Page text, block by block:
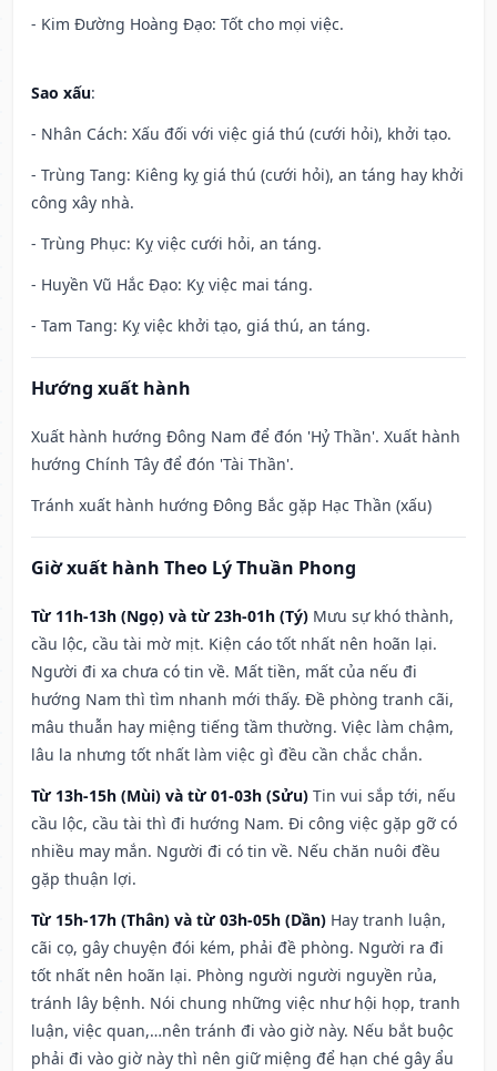
- Kim Đường Hoàng Đạo: Tốt cho mọi việc.
Sao xấu:
- Nhân Cách: Xấu đối với việc giá thú (cưới hỏi), khởi tạo.
- Trùng Tang: Kiêng kỵ giá thú (cưới hỏi), an táng hay khởi
công xây nhà.
- Trùng Phục: Kỵ việc cưới hỏi, an táng.
- Huyền Vũ Hắc Đạo: Kỵ việc mai táng.
- Tam Tang: Kỵ việc khởi tạo, giá thú, an táng.
Hướng xuất hành
Xuất hành hướng Đông Nam để đón 'Hỷ Thần'. Xuất hành
hướng Chính Tây để đón 'Tài Thần'.
Tránh xuất hành hướng Đông Bắc gặp Hạc Thần (xấu)
Giờ xuất hành Theo Lý Thuần Phong
Từ 11h-13h (Ngọ) và từ 23h-01h (Tý) Mưu sự khó thành,
cầu lộc, cầu tài mờ mịt. Kiện cáo tốt nhất nên hoãn lại.
Người đi xa chưa có tin về. Mất tiền, mất của nếu đi
hướng Nam thì tìm nhanh mới thấy. Đề phòng tranh cãi,
mâu thuẫn hay miệng tiếng tầm thường. Việc làm chậm,
lâu la nhưng tốt nhất làm việc gì đều cần chắc chắn.
Từ 13h-15h (Mùi) và từ 01-03h (Sửu) Tin vui sắp tới, nếu
cầu lộc, cầu tài thì đi hướng Nam. Đi công việc gặp gỡ có
nhiều may mắn. Người đi có tin về. Nếu chăn nuôi đều
gặp thuận lợi.
Từ 15h-17h (Thân) và từ 03h-05h (Dần) Hay tranh luận,
cãi cọ, gây chuyện đói kém, phải đề phòng. Người ra đi
tốt nhất nên hoãn lại. Phòng người người nguyền rủa,
tránh lây bệnh. Nói chung những việc như hội họp, tranh
luận, việc quan,…nên tránh đi vào giờ này. Nếu bắt buộc
phải đi vào giờ này thì nên giữ miệng để hạn ché gây ẩu